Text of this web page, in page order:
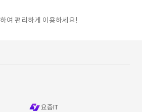
하여 편리하게 이용하세요!
요즘IT